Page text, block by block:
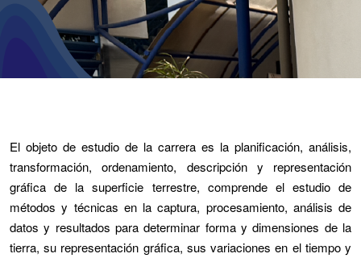
El objeto de estudio de la carrera es la planificación, análisis,
transformación, ordenamiento, descripción y representación
gráfica de la superficie terrestre, comprende el estudio de
métodos y técnicas en la captura, procesamiento, análisis de
datos y resultados para determinar forma y dimensiones de la
tierra, su representación gráfica, sus variaciones en el tiempo y